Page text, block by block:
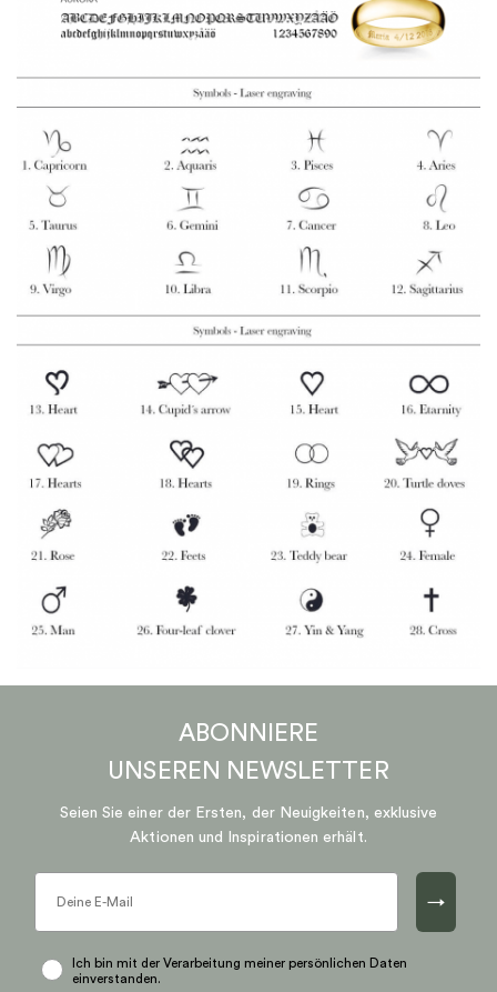
ABONNIERE
UNSEREN NEWSLETTER
Seien Sie einer der Ersten, der Neuigkeiten, exklusive
Aktionen und Inspirationen erhält.
→
Ich bin mit der Verarbeitung meiner persönlichen Daten
einverstanden.